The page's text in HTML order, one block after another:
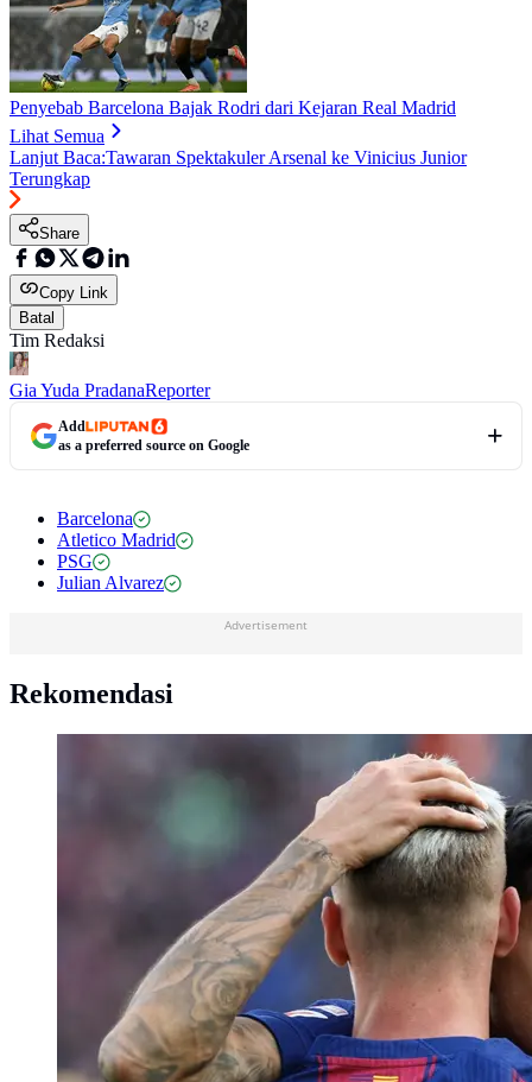
Penyebab Barcelona Bajak Rodri dari Kejaran Real Madrid
Lihat Semua
Lanjut Baca:Tawaran Spektakuler Arsenal ke Vinicius Junior
Terungkap
Share
Copy Link
Batal
Tim Redaksi
Gia Yuda PradanaReporter
Add
as a preferred source on Google
Barcelona
Atletico Madrid
PSG
Julian Alvarez
Advertisement
Rekomendasi